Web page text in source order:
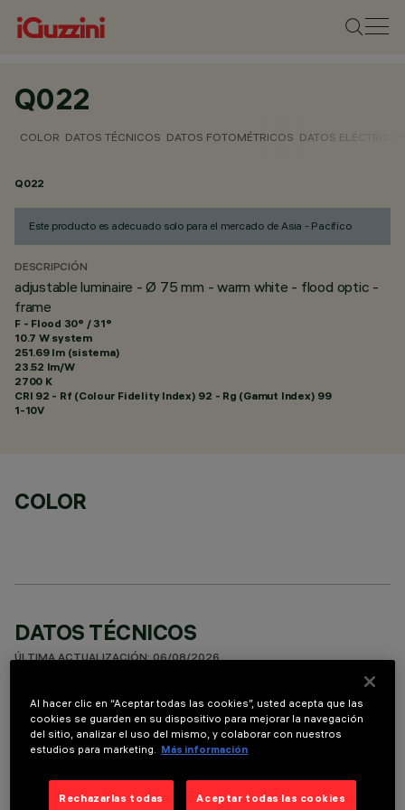
Q022
COLOR DATOS TÉCNICOS DATOS FOTOMÉTRICOS DATOS
Q022
Este producto es adecuado solo para el mercado de Asia - Pacífico
DESCRIPCIÓN
adjustable luminaire - Ø 75 mm - warm white - flood optic -
frame
F - Flood 30° / 31°
10.7 W system
251.69 lm (sistema)
23.52 lm/W
2700 K
CRI 92 - Rf (Colour Fidelity Index) 92 - Rg (Gamut Index) 99
1-10V
COLOR
DATOS TÉCNICOS
ÚLTIMA ACTUALIZACIÓN: 06/08/2026
DESCRIPCIÓN
Round adjustable luminaire designed to use an LED lamp with
C.O.B.technology in a warm white colour tone 2,700K. Version
with rim for surface-mounting. Painted, die-cast aluminium
body. Lower reflector vacuum-metallised with aluminium
Al hacer clic en “Aceptar todas las cookies”, usted acepta que las
cookies se guarden en su dispositivo para mejorar la navegación
del sitio, analizar el uso del mismo, y colaborar con nuestros
estudios para marketing.
Más información
Rechazarlas todas Aceptar todas las cookies